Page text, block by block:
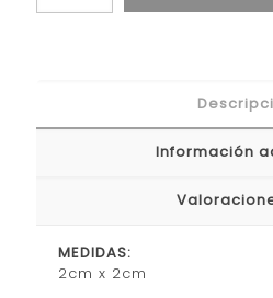
Información
MEDIDAS:
2cm x 2cm